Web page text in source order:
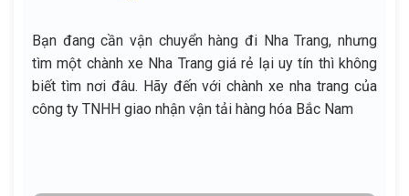
Bạn đang cần vận chuyển hàng đi Nha Trang, nhưng
tìm một chành xe Nha Trang giá rẻ lại uy tín thì không
biết tìm nơi đâu. Hãy đến với chành xe nha trang của
công ty TNHH giao nhận vận tải hàng hóa Bắc Nam